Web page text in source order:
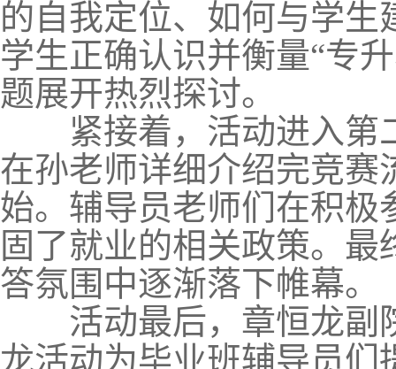
的自我定位、如何与学
学生正确认识并衡量“专
题展开热烈探讨。
紧接着，活动进入第
在孙老师详细介绍完竞赛
始。辅导员老师们在积极
固了就业的相关政策。
答氛围中逐渐落下帷幕。
活动最后， 章恒龙副
龙活动为毕业班辅导员